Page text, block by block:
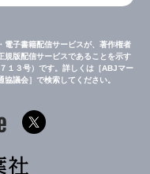
電子書籍配信サービスが、著作権者
規版配信サービスであることを示す
１３号）です。詳しくは［ABJマー
議会］で検索してください。